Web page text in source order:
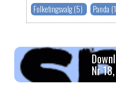
Folketingsvalg (5)
Panda
Nr